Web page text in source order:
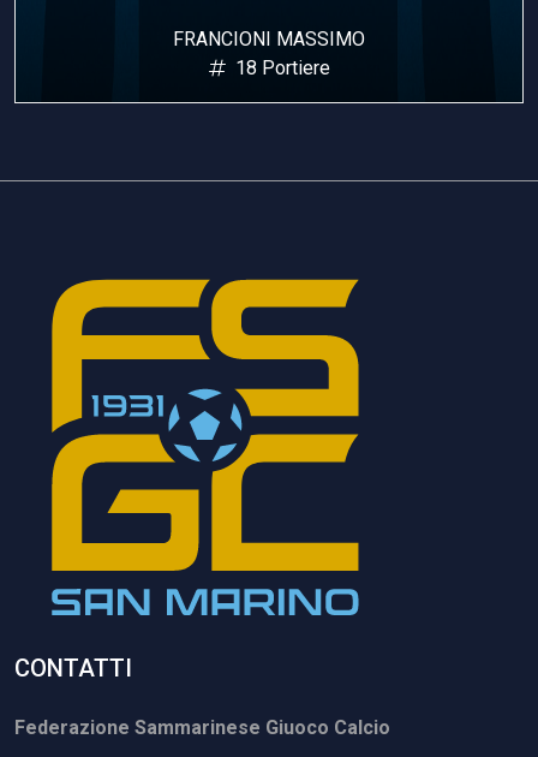
FRANCIONI MASSIMO
18 Portiere
CONTATTI
Federazione Sammarinese Giuoco Calcio